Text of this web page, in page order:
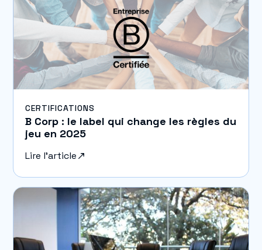
CERTIFICATIONS
B Corp : le label qui change les règles du
jeu en 2025
Lire l'article